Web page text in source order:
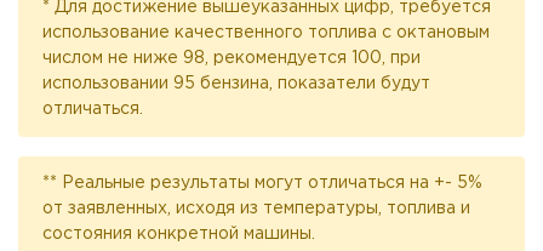
* Для достижение вышеуказанных цифр, требуется
использование качественного топлива с октановым
числом не ниже 98, рекомендуется 100, при
использовании 95 бензина, показатели будут
отличаться.
** Реальные результаты могут отличаться на +- 5%
от заявленных, исходя из температуры, топлива и
состояния конкретной машины.